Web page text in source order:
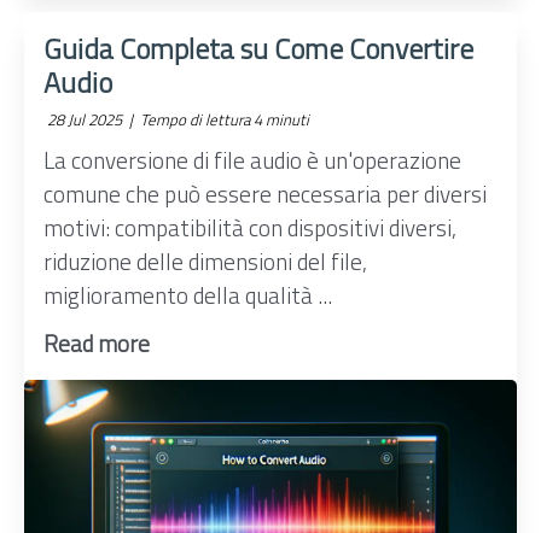
Guida Completa su Come Convertire
Audio
28 Jul 2025 | Tempo di lettura 4 minuti
La conversione di file audio è un'operazione
comune che può essere necessaria per diversi
motivi: compatibilità con dispositivi diversi,
riduzione delle dimensioni del file,
miglioramento della qualità ...
Read more